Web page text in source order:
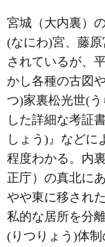
宮城（大内裏）
(なにわ)宮、藤
されているが、
かし各種の古図
つ)家裏松光世(
した詳細な考証
しょう)』などに
程度わかる。内
正庁）の真北に
やや東に移され
私的な居所を分
(りつりょう)体